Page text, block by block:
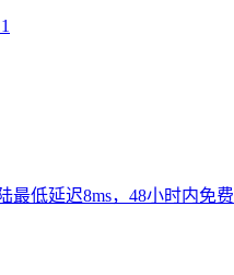
最低延迟8ms，48小时内免